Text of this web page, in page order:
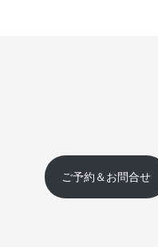
ご予約＆お問合せ